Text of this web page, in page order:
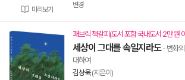
미리보기
변경
패브릭 책갈피(도서 포함 국내도서 2만 원
세상이 그대를 속일지라도- 변화의
대하여
김상욱(지은이)